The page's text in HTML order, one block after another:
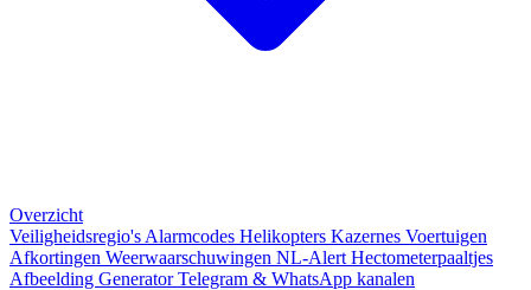
Overzicht
Veiligheidsregio's Alarmcodes Helikopters Kazernes Voertuigen
Afkortingen Weerwaarschuwingen NL-Alert Hectometerpaaltjes
Afbeelding GeneratorTelegram & WhatsApp kanalen